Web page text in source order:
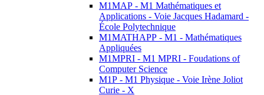
M1MAP - M1 Mathématiques et
Applications - Voie Jacques Hadamard -
École Polytechnique
M1MATHAPP - M1 - Mathématiques
Appliquées
M1MPRI - M1 MPRI - Foudations of
Computer Science
M1P - M1 Physique - Voie Irène Joliot
Curie - X